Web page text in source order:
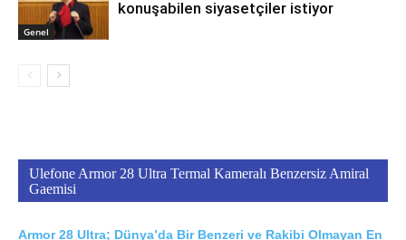
Genel
konuşabilen siyasetçiler istiyor
Ulefone Armor 28 Ultra Termal Kameralı Benzersiz Amiral
Gaemisi
Armor 28 Ultra; Dünya’da Bir Benzeri ve Rakibi Olmayan En